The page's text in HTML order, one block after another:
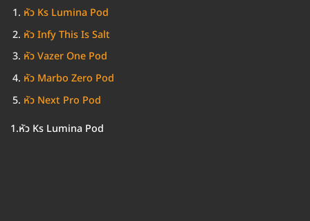
หัว Ks Lumina Pod
หัว Infy This Is Salt
หัว Vazer One Pod
หัว Marbo Zero Pod
หัว Next Pro Pod
1.หัว Ks Lumina Pod